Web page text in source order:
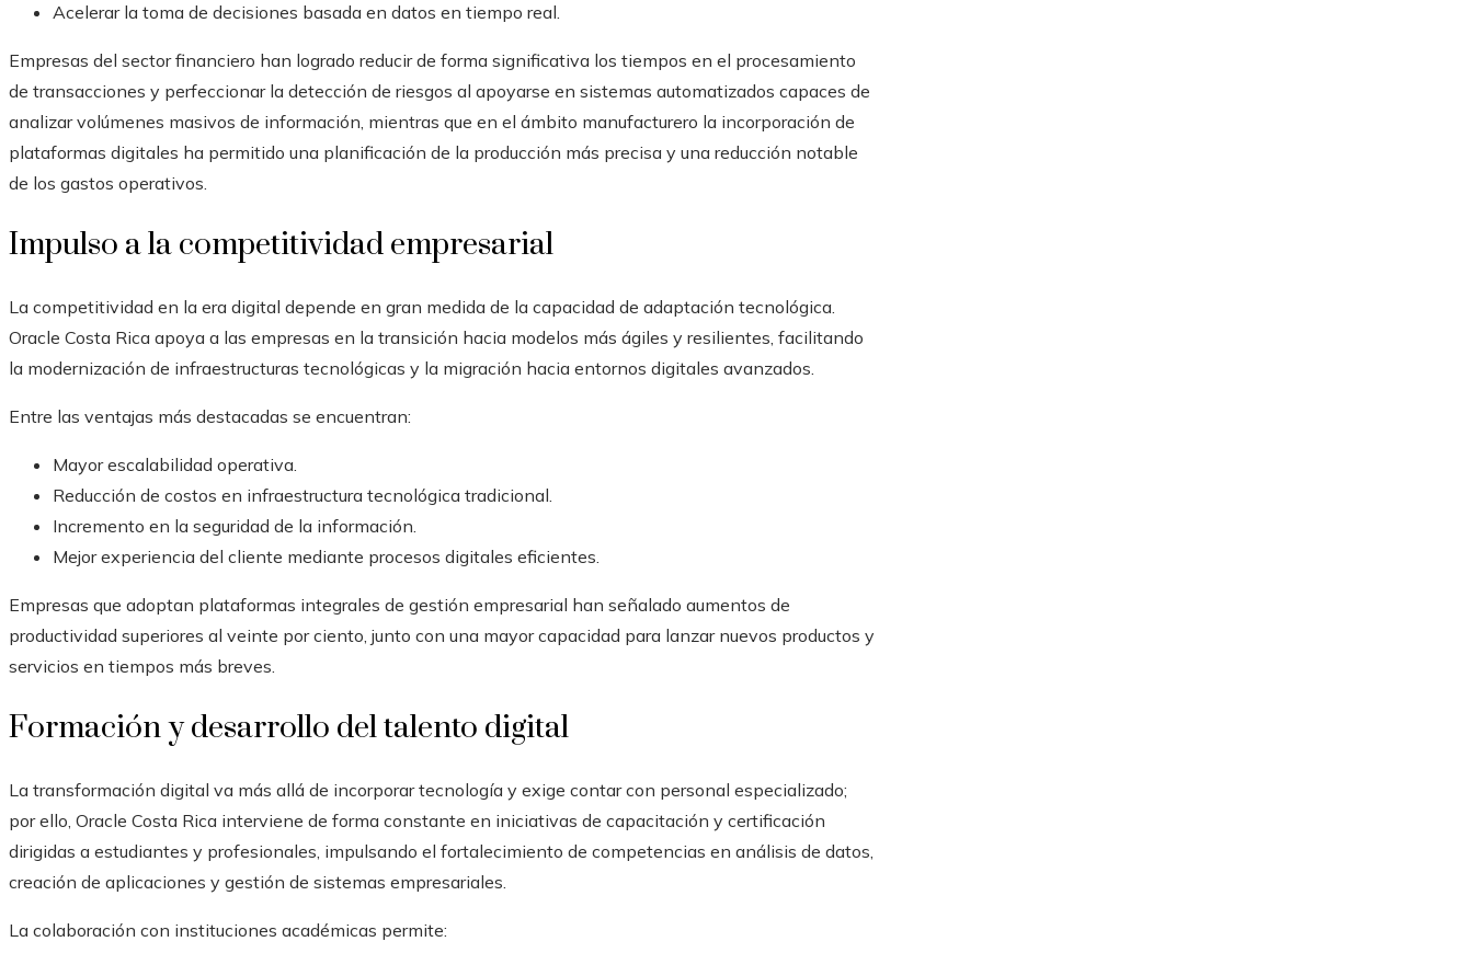
Acelerar la toma de decisiones basada en datos en tiempo real.
Empresas del sector financiero han logrado reducir de forma significativa los tiempos en el procesamiento
de transacciones y perfeccionar la detección de riesgos al apoyarse en sistemas automatizados capaces de
analizar volúmenes masivos de información, mientras que en el ámbito manufacturero la incorporación de
plataformas digitales ha permitido una planificación de la producción más precisa y una reducción notable
de los gastos operativos.
Impulso a la competitividad empresarial
La competitividad en la era digital depende en gran medida de la capacidad de adaptación tecnológica.
Oracle Costa Rica apoya a las empresas en la transición hacia modelos más ágiles y resilientes, facilitando
la modernización de infraestructuras tecnológicas y la migración hacia entornos digitales avanzados.
Entre las ventajas más destacadas se encuentran:
Mayor escalabilidad operativa.
Reducción de costos en infraestructura tecnológica tradicional.
Incremento en la seguridad de la información.
Mejor experiencia del cliente mediante procesos digitales eficientes.
Empresas que adoptan plataformas integrales de gestión empresarial han señalado aumentos de
productividad superiores al veinte por ciento, junto con una mayor capacidad para lanzar nuevos productos y
servicios en tiempos más breves.
Formación y desarrollo del talento digital
La transformación digital va más allá de incorporar tecnología y exige contar con personal especializado;
por ello, Oracle Costa Rica interviene de forma constante en iniciativas de capacitación y certificación
dirigidas a estudiantes y profesionales, impulsando el fortalecimiento de competencias en análisis de datos,
creación de aplicaciones y gestión de sistemas empresariales.
La colaboración con instituciones académicas permite: